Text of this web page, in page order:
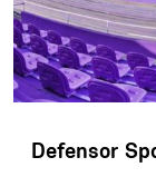
Defensor